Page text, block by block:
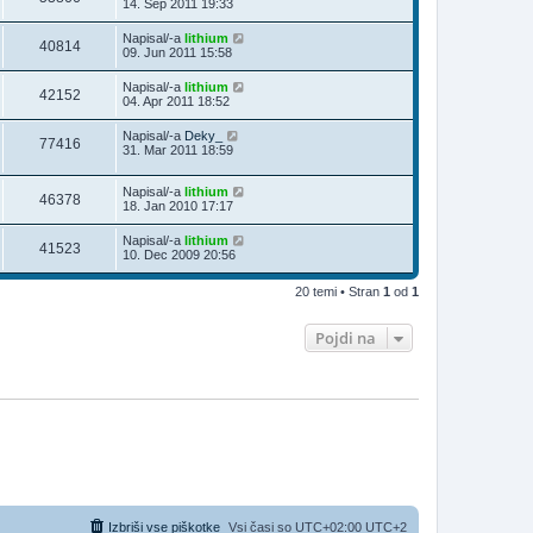
14. Sep 2011 19:33
40814 Napisal/-a lithium
09. Jun 2011 15:58
42152 Napisal/-a lithium
04. Apr 2011 18:52
77416 Napisal/-a Deky_
31. Mar 2011 18:59
46378 Napisal/-a lithium
18. Jan 2010 17:17
41523 Napisal/-a lithium
10. Dec 2009 20:56
20 temi • Stran 1 od 1
Pojdi na
Vsi časi so UTC+02:00 UTC+2
Izbriši vse piškotke